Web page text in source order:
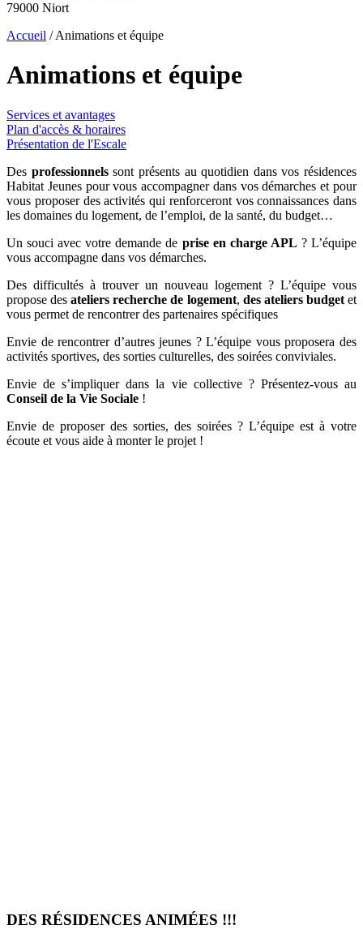
79000 Niort
Accueil /Animations et équipe
Animations et équipe
Services et avantages
Plan d'accès & horaires
Présentation de l'Escale
Des professionnelssont présents au quotidien dans vos résidences
Habitat Jeunes pour vous accompagner dans vos démarches et pour
vous proposer des activités qui renforceront vos connaissances dans
les domaines du logement, de l’emploi, de la santé, du budget…
Un souci avec votre demande de prise en charge APL ? L’équipe
vous accompagne dans vos démarches.
Des difficultés à trouver un nouveau logement ? L’équipe vous
propose desateliers recherche de logement, des ateliers budgetet
vous permet de rencontrer des partenaires spécifiques
Envie de rencontrer d’autres jeunes ? L’équipe vous proposera des
activités sportives, des sorties culturelles, des soirées conviviales.
Envie de s’impliquer dans la vie collective ? Présentez-vous au
Conseil de la Vie Sociale !
Envie de proposer des sorties, des soirées ? L’équipe est à votre
écoute et vous aide à monter le projet !
DES RÉSIDENCES ANIMÉES !!!